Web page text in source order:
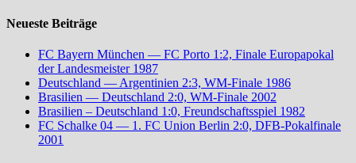
Neueste Beiträge
FC Bayern München — FC Porto 1:2, Finale Europapokal
der Landesmeister 1987
Deutschland — Argentinien 2:3, WM-Finale 1986
Brasilien — Deutschland 2:0, WM-Finale 2002
Brasilien – Deutschland 1:0, Freundschaftsspiel 1982
FC Schalke 04 — 1. FC Union Berlin 2:0, DFB-Pokalfinale
2001